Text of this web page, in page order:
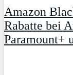
Amazon
Rabatte bei
Paramount+